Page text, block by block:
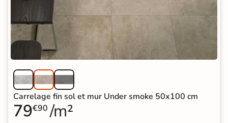
Carrelage fin sol et mur Under smoke 50x100 cm
79€90 /m²